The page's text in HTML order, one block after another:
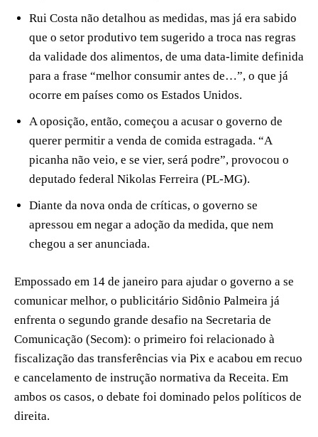
Rui Costa não detalhou as medidas, mas já era sabido
que o setor produtivo tem sugerido a troca nas regras
da validade dos alimentos, de uma data-limite definida
para a frase “melhor consumir antes de…”, o que já
ocorre em países como os Estados Unidos.
A oposição, então, começou a acusar o governo de
querer permitir a venda de comida estragada. “A
picanha não veio, e se vier, será podre”, provocou o
deputado federal Nikolas Ferreira (PL-MG).
Diante da nova onda de críticas, o governo se
apressou em negar a adoção da medida, que nem
chegou a ser anunciada.
Empossado em 14 de janeiro para ajudar o governo a se
comunicar melhor, o publicitário Sidônio Palmeira já
enfrenta o segundo grande desafio na Secretaria de
Comunicação (Secom): o primeiro foi relacionado à
fiscalização das transferências via Pix e acabou em recuo
e cancelamento de instrução normativa da Receita. Em
ambos os casos, o debate foi dominado pelos políticos de
direita.